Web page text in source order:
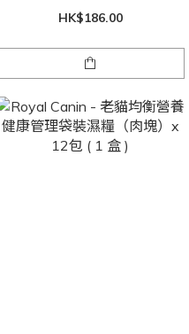
HK$186.00